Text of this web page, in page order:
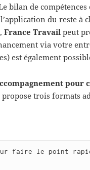
bilan de
du reste à
France Travail peut
via votre
est également
pour
trois formats
faire le point